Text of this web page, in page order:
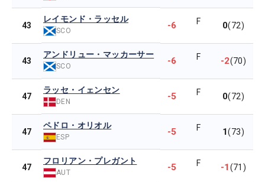
43
レイモンド・ラッセル
SCO -6 F 0(72)
43
アンドリュー・マッカーサー
SCO -6 F -2(70)
47
ラッセ・イェンセン
DEN -5 F 0(72)
47
ペドロ・オリオル
ESP -5 F 1(73)
47
フロリアン・プレガント
AUT -5 F -1(71)